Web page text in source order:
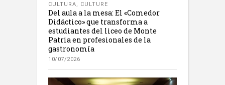
CULTURA, CULTURE
Del aula a la mesa: El «Comedor
Didáctico» que transforma a
estudiantes del liceo de Monte
Patria en profesionales de la
gastronomía
10/07/2026